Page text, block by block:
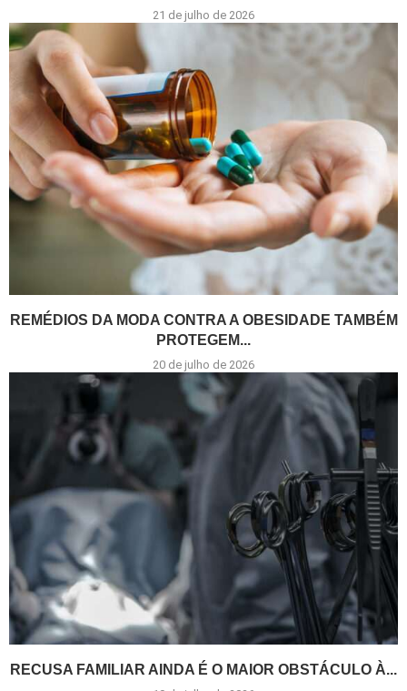
21 de julho de 2026
REMÉDIOS DA MODA CONTRA A OBESIDADE TAMBÉM
PROTEGEM...
20 de julho de 2026
RECUSA FAMILIAR AINDA É O MAIOR OBSTÁCULO À...